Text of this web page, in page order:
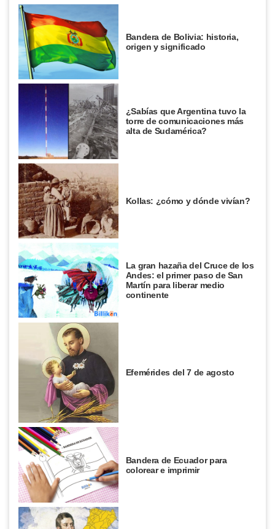
Bandera de Bolivia: historia,
origen y significado
¿Sabías que Argentina tuvo la
torre de comunicaciones más
alta de Sudamérica?
Kollas: ¿cómo y dónde vivían?
La gran hazaña del Cruce de los
Andes: el primer paso de San
Martín para liberar medio
continente
Efemérides del 7 de agosto
Bandera de Ecuador para
colorear e imprimir